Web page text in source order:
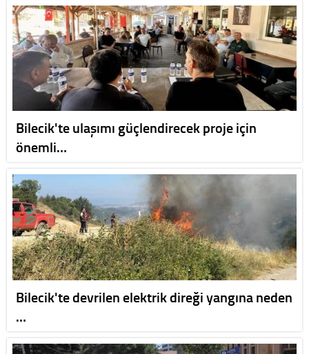
Bilecik'te ulaşımı güçlendirecek proje için
önemli…
Bilecik'te devrilen elektrik direği yangına neden
…